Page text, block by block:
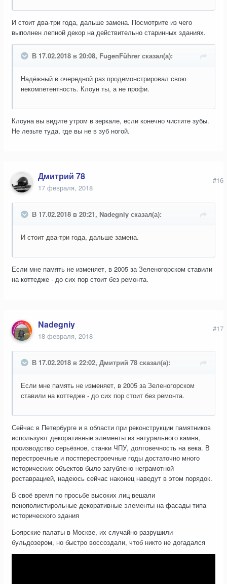
И стоит два-три года, дальше замена. Посмотрите из чего
выполнен лепной декор на действительно старинных зданиях.
В 17.02.2018 в 20:08, FugenFührer сказал(а):
Надёжный в очередной раз продемонстрировал свою
некомпетентность. Клоун ты, а не профи.
Клоуна вы видите утром в зеркале, если конечно чистите зубы.
Не лезьте туда, где вы не в зуб ногой.
Дмитрий 78
17 февраля, 2018
#16
В 17.02.2018 в 20:21, Nadegniy сказал(а):
И стоит два-три года, дальше замена.
Если мне память не изменяет, в 2005 за Зеленогорском ставили
на коттедже - до сих пор стоит без ремонта.
Nadegniy
18 февраля, 2018
#17
В 17.02.2018 в 22:02, Дмитрий 78 сказал(а):
Если мне память не изменяет, в 2005 за Зеленогорском
ставили на коттедже - до сих пор стоит без ремонта.
Сейчас в Петербурге и в области при реконструкции памятников
используют декоративные элементы из натурального камня,
производство серьёзное, станки ЧПУ, долговечность на века. В
перестроечные и постперестроечные годы достаточно много
исторических объектов было загублено неграмотной
реставрацией, надеюсь сейчас наконец наведут в этом порядок.
В своё время по просьбе высоких лиц вешали
пенополистирольные декоративные элементы на фасады типа
исторического здания
Боярские палаты в Москве, их случайно разрушили
бульдозером, но быстро воссоздали, чтоб никто не догадался